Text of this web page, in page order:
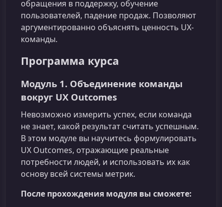
обращения в поддержку, обучение
пользователей, падение продаж. Позволяют
аргументированно объяснять ценность UX-
команды.
Программа курса
Модуль 1. Объединение команды
вокруг UX Outcomes
Невозможно измерить успех, если команда
не знает, какой результат считать успешным.
В этом модуле вы научитесь формулировать
UX Outcomes, отражающие реальные
потребности людей, и использовать их как
основу всей системы метрик.
После прохождения модуля вы сможете: